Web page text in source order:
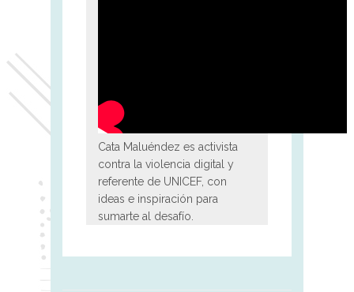
Cata Maluéndez es activista
contra la violencia digital y
referente de UNICEF, con
ideas e inspiración para
sumarte al desafío.